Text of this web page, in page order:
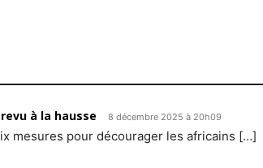
à la hausse 8 décembre 2025 à 20h09
mesures pour décourager les africains […]